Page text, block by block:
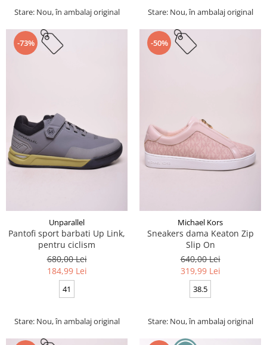
Stare: Nou, în ambalaj original Stare: Nou, în ambalaj original
-73%
Unparallel
Pantofi sport barbati Up Link,
pentru ciclism
680,00 Lei
184,99 Lei
41
Stare: Nou, în ambalaj original
-50%
Michael Kors
Sneakers dama Keaton Zip
Slip On
640,00 Lei
319,99 Lei
38.5
Stare: Nou, în ambalaj original